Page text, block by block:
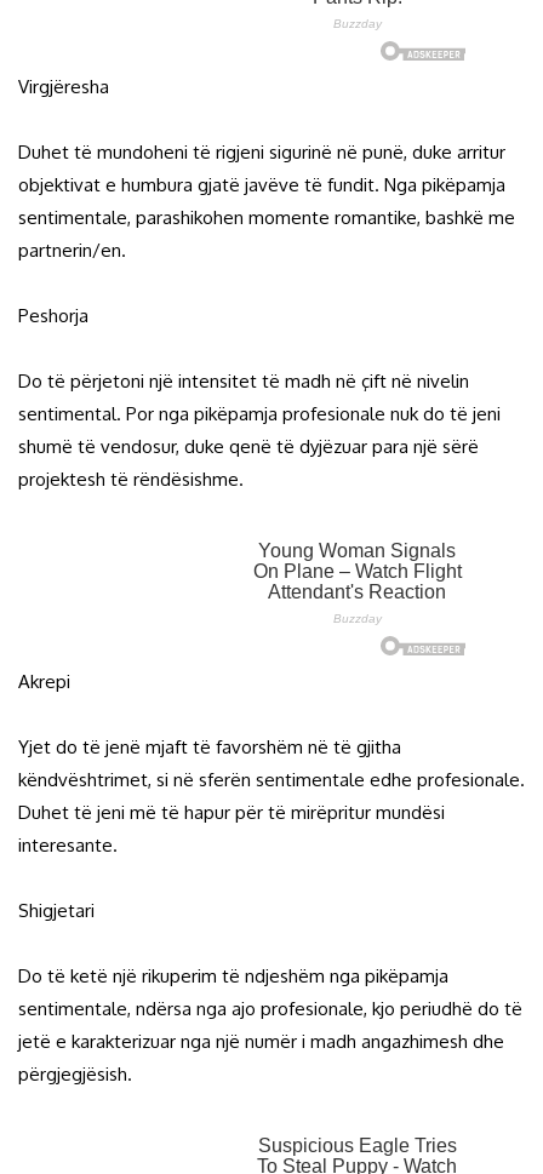
Virgjëresha
Duhet të mundoheni të rigjeni sigurinë në punë, duke arritur
objektivat e humbura gjatë javëve të fundit. Nga pikëpamja
sentimentale, parashikohen momente romantike, bashkë me
partnerin/en.
Peshorja
Do të përjetoni një intensitet të madh në çift në nivelin
sentimental. Por nga pikëpamja profesionale nuk do të jeni
shumë të vendosur, duke qenë të dyjëzuar para një sërë
projektesh të rëndësishme.
Akrepi
Yjet do të jenë mjaft të favorshëm në të gjitha
këndvështrimet, si në sferën sentimentale edhe profesionale.
Duhet të jeni më të hapur për të mirëpritur mundësi
interesante.
Shigjetari
Do të ketë një rikuperim të ndjeshëm nga pikëpamja
sentimentale, ndërsa nga ajo profesionale, kjo periudhë do të
jetë e karakterizuar nga një numër i madh angazhimesh dhe
përgjegjësish.